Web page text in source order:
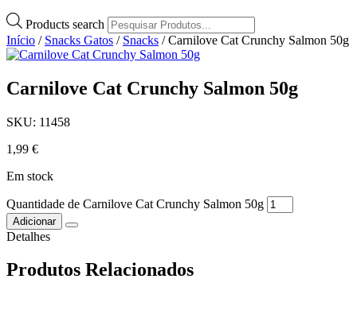
Products search
Início / Snacks Gatos / Snacks / Carnilove Cat Crunchy Salmon 50g
Carnilove Cat Crunchy Salmon 50g
SKU: 11458
1,99 €
Em stock
Quantidade de Carnilove Cat Crunchy Salmon 50g
Adicionar
Detalhes
Produtos Relacionados